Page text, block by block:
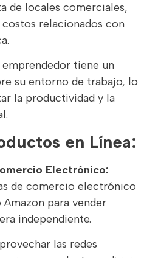
de locales comerciales,
relacionados con
emprendedor tiene un
su entorno de trabajo, lo
la productividad y la
en Línea:
Electrónico:
de comercio electrónico
para vender
independiente.
las redes